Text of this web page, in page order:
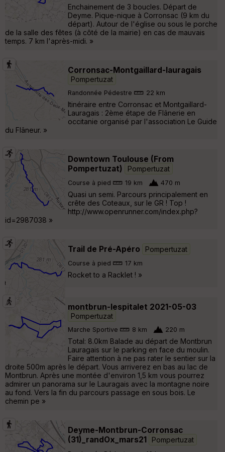
Enchainement de 3 boucles. Départ de
Deyme. Pique-nique à Corronsac (9 km du
départ). Autour de l'église ou sous le porche
de la salle des fêtes (à côté de la mairie) en cas de mauvais
temps. 7 km l'après-midi. »
Corronsac-Montgaillard-lauragais
Pompertuzat
Randonnée Pédestre 22 km
Itinéraire entre Corronsac et Montgaillard-
Lauragais : 2ème étape de Flânerie en
occitanie organisé par l'association Le Guide
du Flâneur. »
Downtown Toulouse (From
Pompertuzat)
Pompertuzat
Course à pied 19 km 470 m
Quasi un semi. Parcours principalement en
crête des Coteaux, sur le GR ! Top !
http://www.openrunner.com/index.php?
id=2987038 »
Trail de Pré-Apéro Pompertuzat
Course à pied 17 km
Rocket to a Racklet ! »
montbrun-lespitalet 2021-05-03
Pompertuzat
Marche Sportive 8 km 220 m
Total: 8.0km Balade au départ de Montbrun
Lauragais sur le parking en face du moulin.
Faire attention à ne pas rater le sentier sur la
droite 500m après le départ. Vous arriverez en bas au lac de
Montbrun. Après une montée d'environ 1,5 km vous pourrez
admirer un panorama sur le Lauragais avec la montagne noire
au fond. Vers la fin du parcours passage en sous bois. Le
chemin pe »
Deyme-Montbrun-Corronsac
(31)_randOx_mars21
Pompertuzat